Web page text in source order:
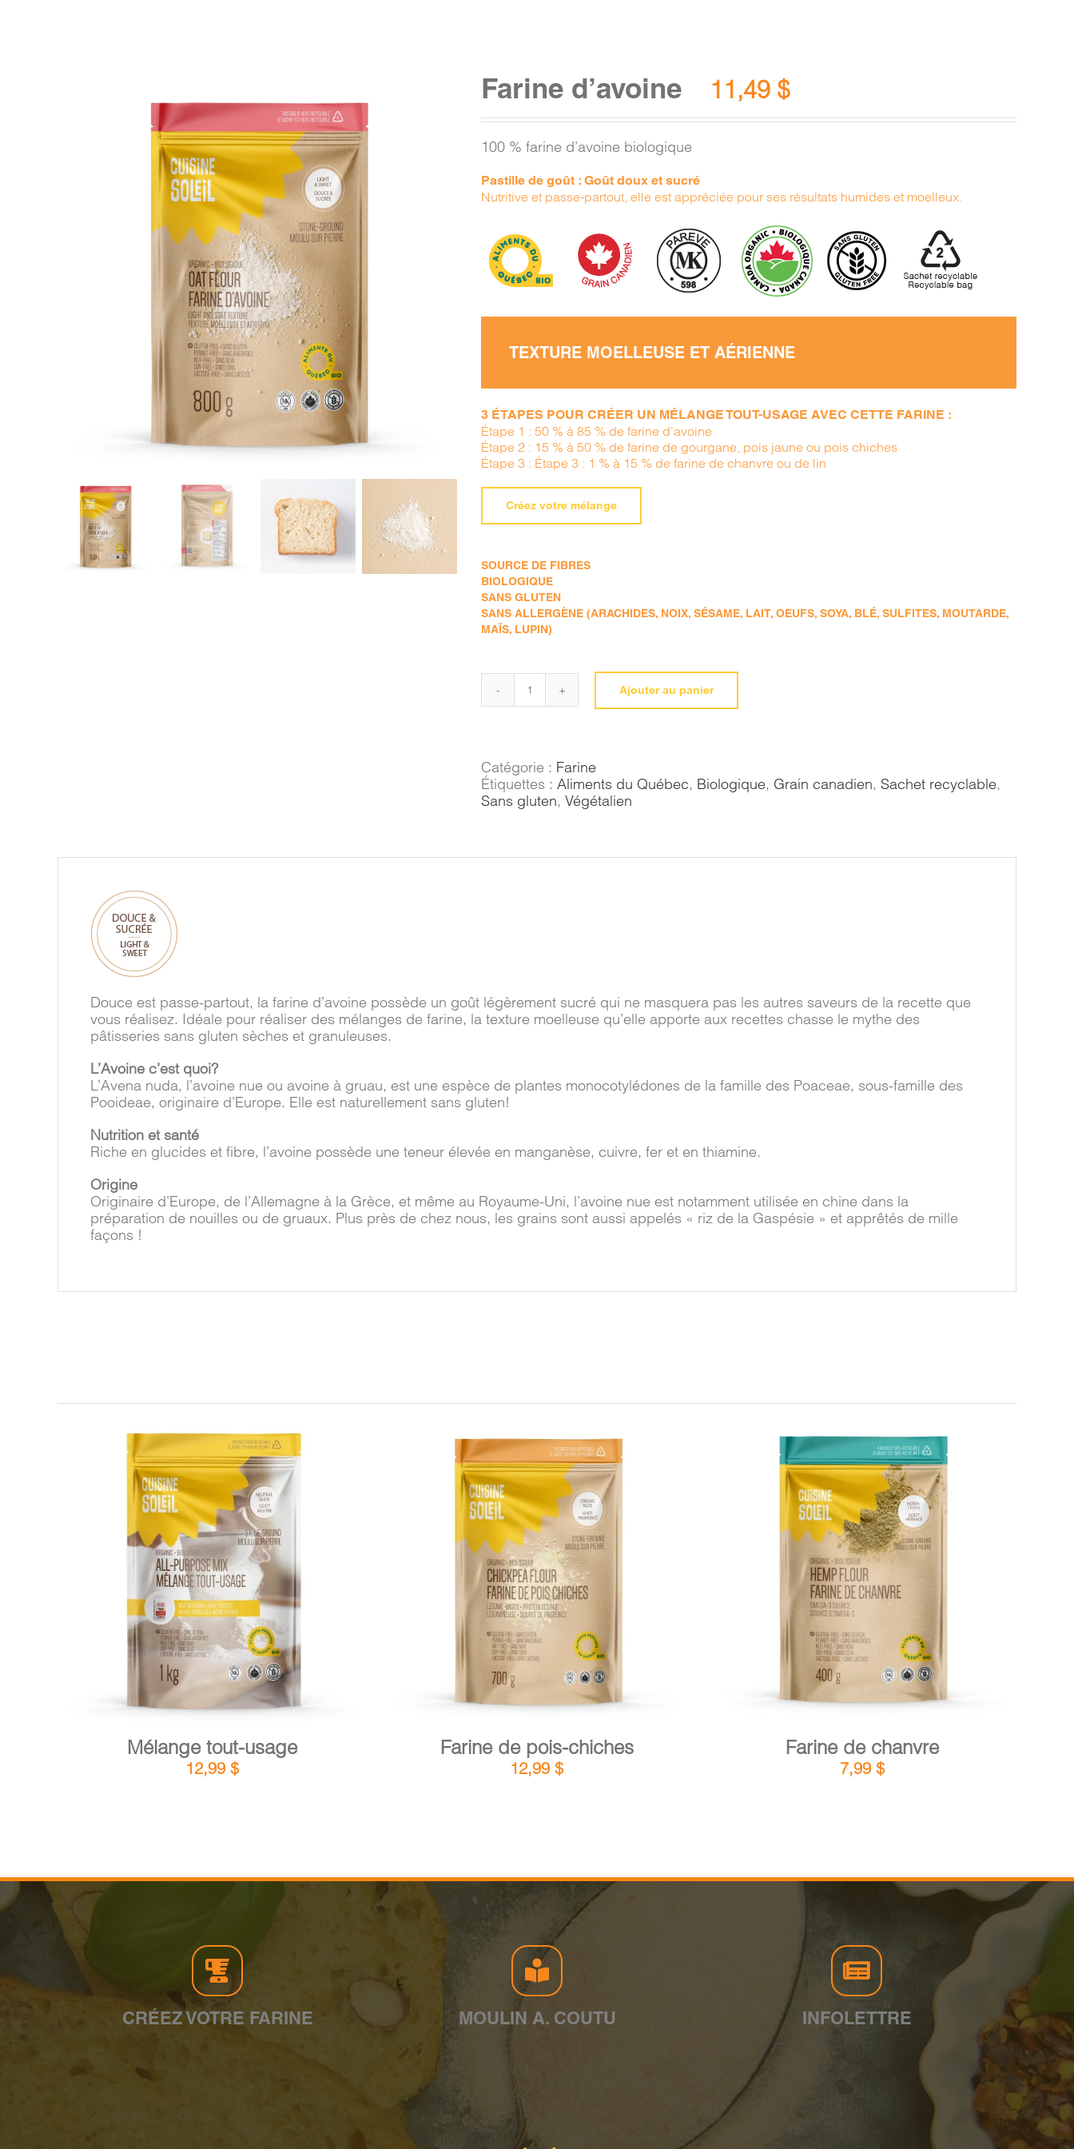
Farine d’avoine 11,49 $
100 % farine d’avoine biologique
Pastille de goût : Goût doux et sucré
Nutritive et passe-partout, elle est appréciée pour ses résultats humides et moelleux.
TEXTURE MOELLEUSE ET AÉRIENNE
3 ÉTAPES POUR CRÉER UN MÉLANGE TOUT-USAGE AVEC CETTE FARINE :
Étape 1 : 50 % à 85 % de farine d’avoine
Étape 2 : 15 % à 50 % de farine de gourgane, pois jaune ou pois chiches
Étape 3 : Étape 3 : 1 % à 15 % de farine de chanvre ou de lin
Créez votre mélange
SOURCE DE FIBRES
BIOLOGIQUE
SANS GLUTEN
SANS ALLERGÈNE (ARACHIDES, NOIX, SÉSAME, LAIT, OEUFS, SOYA, BLÉ, SULFITES, MOUTARDE,
MAÏS, LUPIN)
quantité
Ajouter au panier
Catégorie : Farine
Étiquettes : Aliments du Québec, Biologique, Grain canadien, Sachet recyclable,
Sans gluten, Végétalien
Douce est passe-partout, la farine d’avoine possède un goût légèrement sucré qui ne masquera pas les autres saveurs de la recette que
vous réalisez. Idéale pour réaliser des mélanges de farine, la texture moelleuse qu’elle apporte aux recettes chasse le mythe des
pâtisseries sans gluten sèches et granuleuses.
L’Avoine c’est quoi?
L’Avena nuda, l’avoine nue ou avoine à gruau, est une espèce de plantes monocotylédones de la famille des Poaceae, sous-famille des
Pooideae, originaire d’Europe. Elle est naturellement sans gluten!
Nutrition et santé
Riche en glucides et fibre, l’avoine possède une teneur élevée en manganèse, cuivre, fer et en thiamine.
Origine
Originaire d’Europe, de l’Allemagne à la Grèce, et même au Royaume-Uni, l’avoine nue est notamment utilisée en chine dans la
préparation de nouilles ou de gruaux. Plus près de chez nous, les grains sont aussi appelés « riz de la Gaspésie » et apprêtés de mille
façons !
AJOUTER AU PANIER / DÉTAILS
Mélange tout-usage
12,99 $
AJOUTER AU PANIER / DÉTAILS
Farine de pois-chiches
12,99$
AJOUTER AU PANIER
Farine de chanvre
7,99 $
CRÉEZ VOTRE FARINE MOULIN A. COUTU INFOLETTRE